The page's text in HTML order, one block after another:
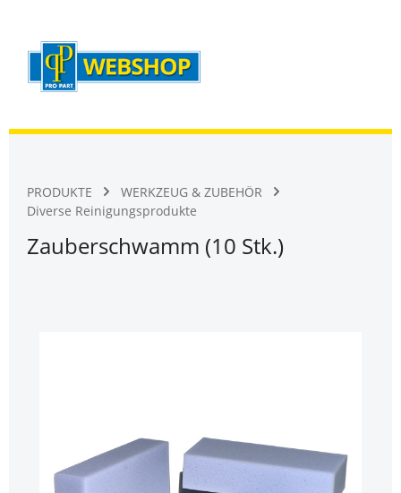
PRODUKTE
WERKZEUG & ZUBEHÖR
Diverse Reinigungsprodukte
Zauberschwamm (10 Stk.)